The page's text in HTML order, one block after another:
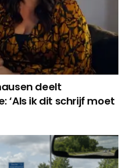
deelt
‘Als ik dit schrijf moet